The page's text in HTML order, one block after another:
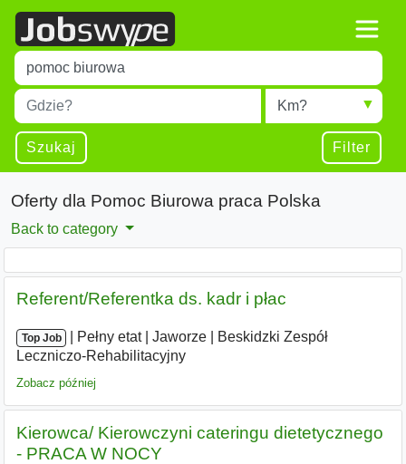
Title
Type 1 or more characters for results.
Miejscowość
Type 1 or more characters for results.
Radius
Szukaj Filter
Oferty dla Pomoc Biurowa praca Polska
Back to category
Referent/Referentka ds. kadr i płac
Top Job Pełny etat| Jaworze
Beskidzki Zespół
Leczniczo-Rehabilitacyjny
Zobacz później
Kierowca/ Kierowczyni cateringu dietetycznego
- PRACA W NOCY